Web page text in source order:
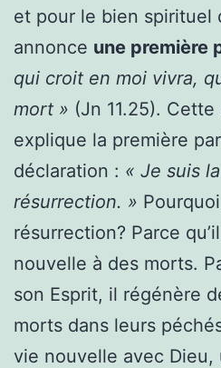
et pour le bien spirituel
annonce une première
qui croit en moi vivra,
mort » (Jn 11.25).
explique la première
déclaration : « Je suis la
résurrection. »
résurrection? Parce
nouvelle à des morts.
son Esprit, il régénère
morts dans leurs
vie nouvelle avec Dieu,